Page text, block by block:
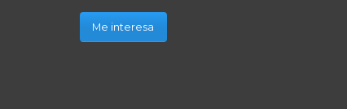
Me interesa